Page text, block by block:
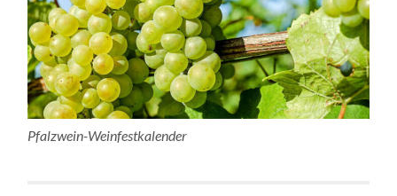
Pfalzwein-Weinfestkalender